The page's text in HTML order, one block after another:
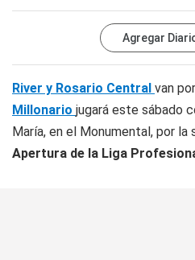
Agregar
River y Rosario Central van
Millonario jugará este sábado
María, en el Monumental, por la
Apertura de la Liga